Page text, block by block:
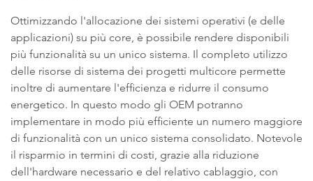
Ottimizzando l'allocazione dei sistemi operativi (e delle
applicazioni) su più core, è possibile rendere disponibili
più funzionalità su un unico sistema. Il completo utilizzo
delle risorse di sistema dei progetti multicore permette
inoltre di aumentare l'efficienza e ridurre il consumo
energetico. In questo modo gli OEM potranno
implementare in modo più efficiente un numero maggiore
di funzionalità con un unico sistema consolidato. Notevole
il risparmio in termini di costi, grazie alla riduzione
dell'hardware necessario e del relativo cablaggio, con